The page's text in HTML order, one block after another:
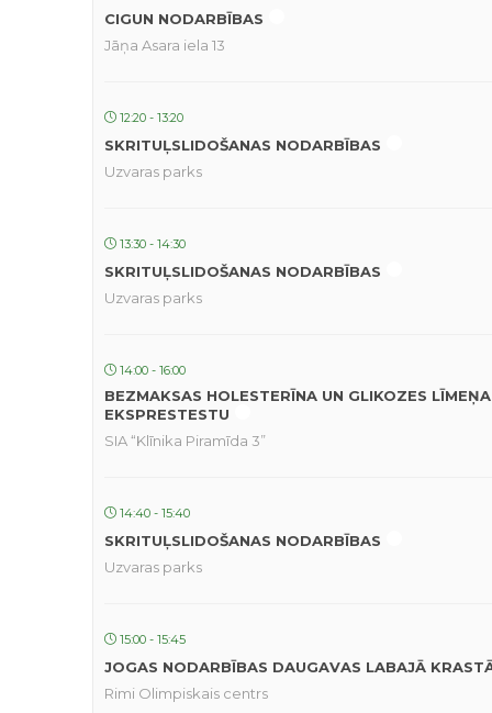
CIGUN NODARBĪBAS
Jāņa Asara iela 13
12:20 - 13:20
SKRITUĻSLIDOŠANAS NODARBĪBAS
Uzvaras parks
13:30 - 14:30
SKRITUĻSLIDOŠANAS NODARBĪBAS
Uzvaras parks
14:00 - 16:00
BEZMAKSAS HOLESTERĪNA UN GLIKOZES
EKSPRESTESTU
SIA “Klīnika Piramīda 3”
14:40 - 15:40
SKRITUĻSLIDOŠANAS NODARBĪBAS
Uzvaras parks
15:00 - 15:45
JOGAS NODARBĪBAS DAUGAVAS LABAJĀ
Rimi Olimpiskais centrs